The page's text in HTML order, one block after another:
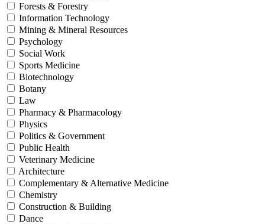
Forests & Forestry
Information Technology
Mining & Mineral Resources
Psychology
Social Work
Sports Medicine
Biotechnology
Botany
Law
Pharmacy & Pharmacology
Physics
Politics & Government
Public Health
Veterinary Medicine
Architecture
Complementary & Alternative Medicine
Chemistry
Construction & Building
Dance